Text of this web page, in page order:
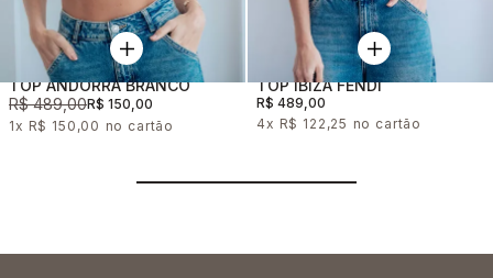
TOP ANDORRA BRANCO
R$ 489,00R$ 150,00
1x R$ 150,00
TOP IBIZA FENDI
R$ 489,00
4x R$ 122,25